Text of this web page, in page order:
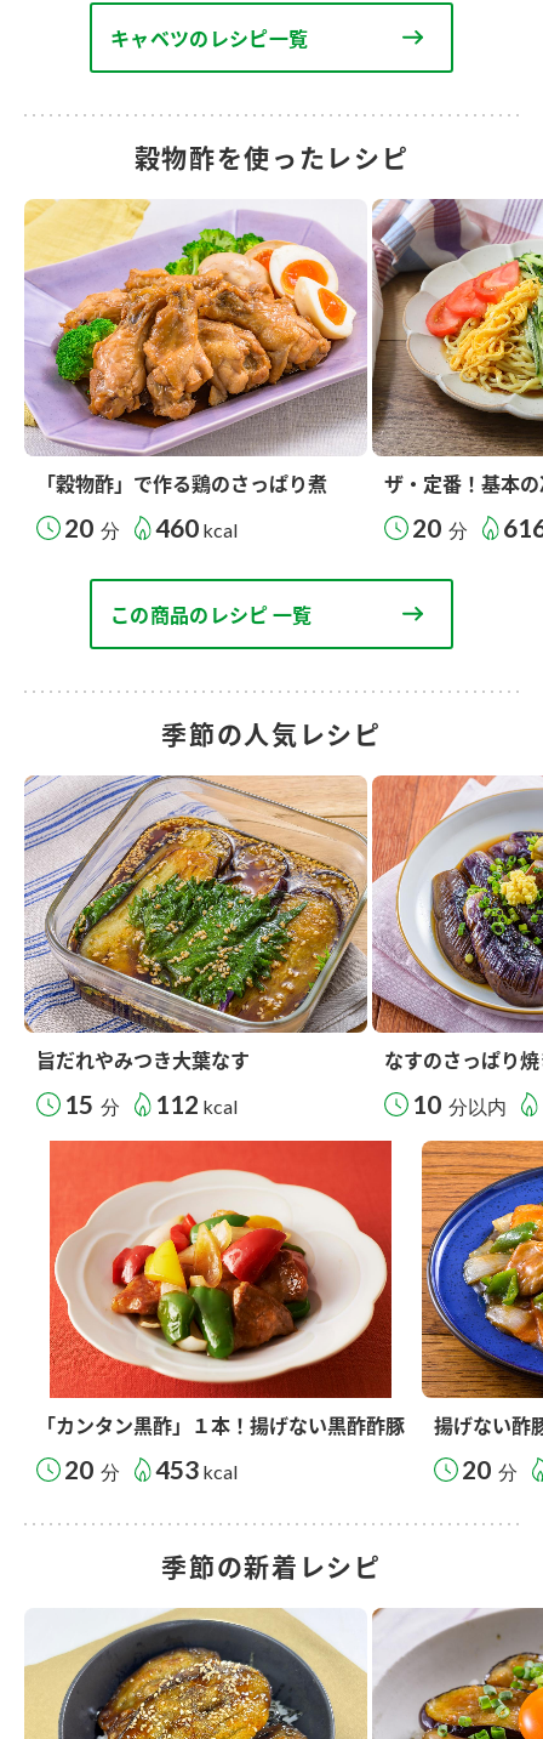
キャベツのレシピ一覧
穀物酢を使ったレシピ
「穀物酢」で作る鶏のさっぱり煮
20 分 460 kcal
ザ・定番！基本
20 分
この商品のレシピ 一覧
季節の人気レシピ
旨だれやみつき大葉なす
15 分 112 kcal
なすのさっぱり
10 分以内
「カンタン黒酢」１本！揚げない黒酢酢豚
20 分 453 kcal
揚げない酢
20 分
季節の新着レシピ